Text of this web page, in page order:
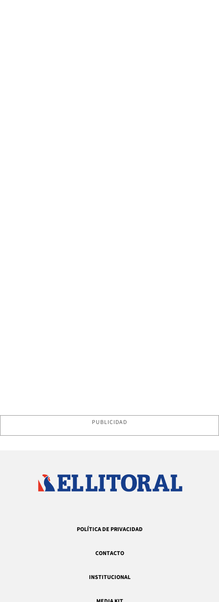
PUBLICIDAD
POLÍTICA DE PRIVACIDAD
CONTACTO
INSTITUCIONAL